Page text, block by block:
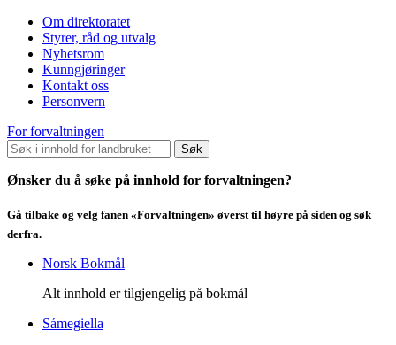
Om direktoratet
Styrer, råd og utvalg
Nyhetsrom
Kunngjøringer
Kontakt oss
Personvern
For forvaltningen
Søk
Ønsker du å søke på innhold for forvaltningen?
Gå tilbake og velg fanen «Forvaltningen» øverst til høyre på siden og søk
derfra.
Norsk Bokmål
Alt innhold er tilgjengelig på bokmål
Sámegiella